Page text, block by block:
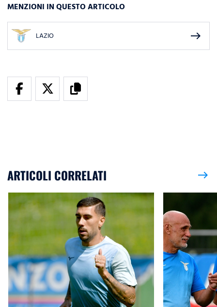
MENZIONI IN QUESTO ARTICOLO
LAZIO east
ARTICOLI CORRELATI east